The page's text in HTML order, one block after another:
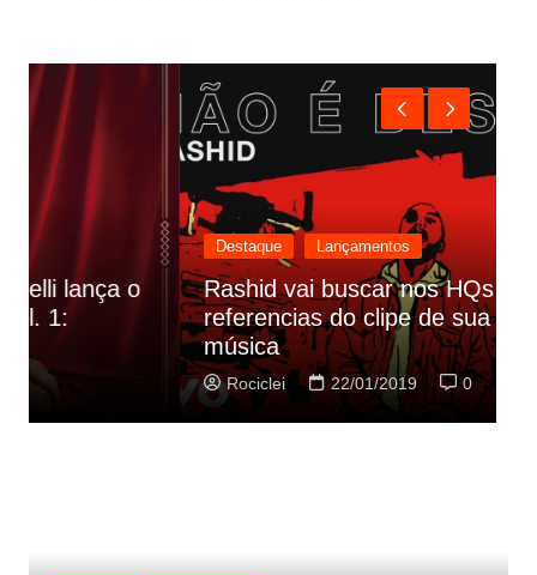
Lançamentos
Rashid vai buscar nos HQs as
referencias do clipe de sua nova
22/01/2019 0